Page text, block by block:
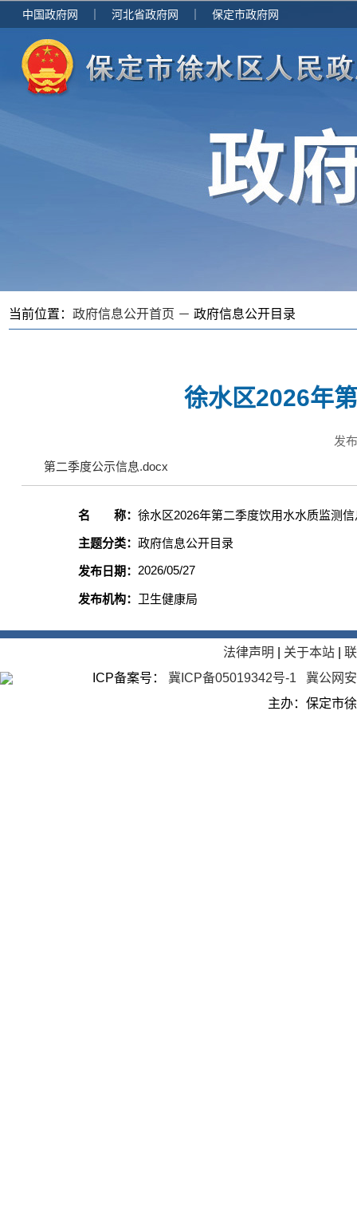
中国政府网 河北省政府网 保定市政府网
当前位置： 政府信息公开首页 － 政府信息公开目录
徐水区2026年
发
第二季度公示信息.docx
名 称： 徐水区2026年第二季度饮用水水质监测
主题分类： 政府信息公开目录
发布日期： 2026/05/27
发布机构： 卫生健康局
法律声明 关于本站 |
ICP备案号：
冀ICP备05019342号-1
冀公网
主办：保定市